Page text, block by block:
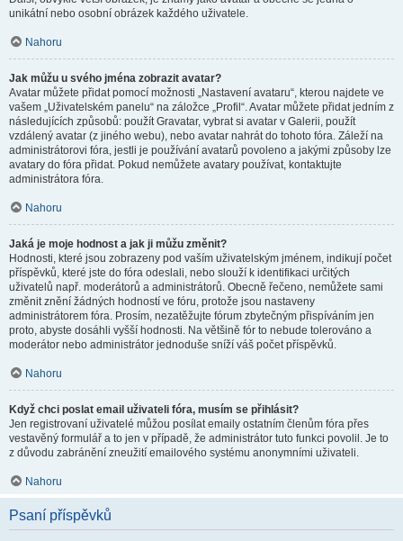
unikátní nebo osobní obrázek každého uživatele.
Nahoru
Jak můžu u svého jména zobrazit avatar?
Avatar můžete přidat pomocí možnosti „Nastavení avataru“, kterou najdete ve
vašem „Uživatelském panelu“ na záložce „Profil“. Avatar můžete přidat jedním z
následujících způsobů: použít Gravatar, vybrat si avatar v Galerii, použít
vzdálený avatar (z jiného webu), nebo avatar nahrát do tohoto fóra. Záleží na
administrátorovi fóra, jestli je používání avatarů povoleno a jakými způsoby lze
avatary do fóra přidat. Pokud nemůžete avatary používat, kontaktujte
administrátora fóra.
Nahoru
Jaká je moje hodnost a jak ji můžu změnit?
Hodnosti, které jsou zobrazeny pod vaším uživatelským jménem, indikují počet
příspěvků, které jste do fóra odeslali, nebo slouží k identifikaci určitých
uživatelů např. moderátorů a administrátorů. Obecně řečeno, nemůžete sami
změnit znění žádných hodností ve fóru, protože jsou nastaveny
administrátorem fóra. Prosím, nezatěžujte fórum zbytečným přispíváním jen
proto, abyste dosáhli vyšší hodnosti. Na většině fór to nebude tolerováno a
moderátor nebo administrátor jednoduše sníží váš počet příspěvků.
Nahoru
Když chci poslat email uživateli fóra, musím se přihlásit?
Jen registrovaní uživatelé můžou posílat emaily ostatním členům fóra přes
vestavěný formulář a to jen v případě, že administrátor tuto funkci povolil. Je to
z důvodu zabránění zneužití emailového systému anonymními uživateli.
Nahoru
Psaní příspěvků